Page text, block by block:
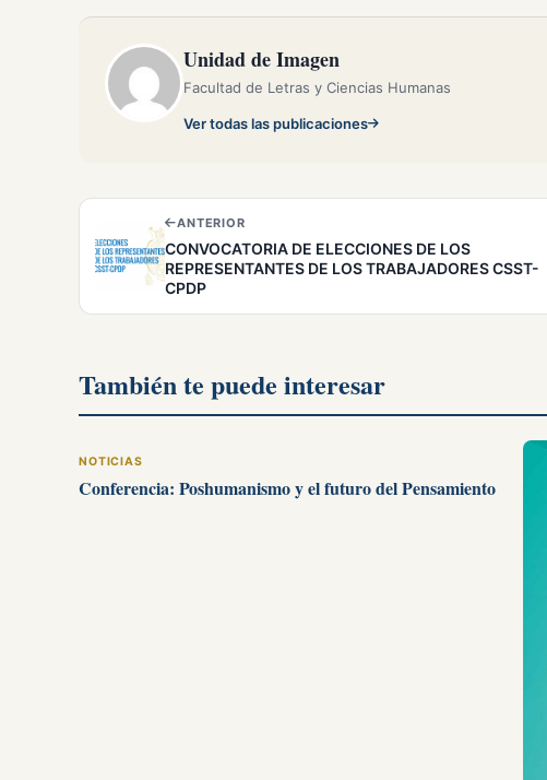
Unidad de Imagen
Facultad de Letras y Ciencias Humanas
Ver todas las publicaciones
ANTERIOR
CONVOCATORIA DE ELECCIONES DE LOS
REPRESENTANTES DE LOS TRABAJADORES CSST-
CPDP
También te puede interesar
NOTICIAS
Conferencia: Poshumanismo y el futuro del Pensamiento